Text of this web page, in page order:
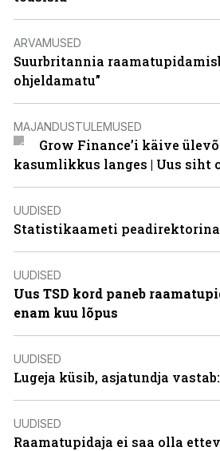
ARVAMUSED
Suurbritannia
ohjeldamatu”
MAJANDUSTULEMUSED
Grow Finance’i käive
kasumlikkus langes | Uus siht
UUDISED
Statistikaameti
UUDISED
Uus TSD kord paneb
enam kuu lõpus
UUDISED
Lugeja küsib, asjatundja
UUDISED
Raamatupidaja ei saa olla